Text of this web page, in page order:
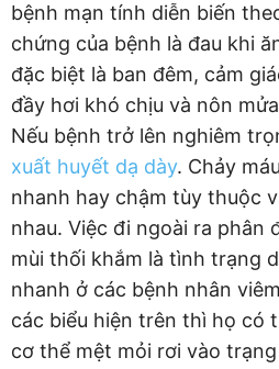
bệnh mạn tính diễn biến
chứng của bệnh là đau khi
đặc biệt là ban đêm, cảm
đầy hơi khó chịu và nôn
Nếu bệnh trở lên nghiêm
xuất huyết dạ dày. Chảy
nhanh hay chậm tùy thuộc
nhau. Việc đi ngoài ra phân
mùi thối khắm là tình trạng
nhanh ở các bệnh nhân
các biểu hiện trên thì họ có
cơ thể mệt mỏi rơi vào